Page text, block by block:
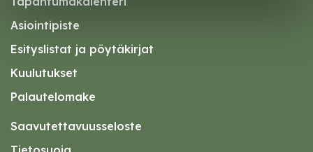
Asiointipiste
Esityslistat ja pöytäkirjat
Kuulutukset
Palautelomake
Saavutettavuusseloste